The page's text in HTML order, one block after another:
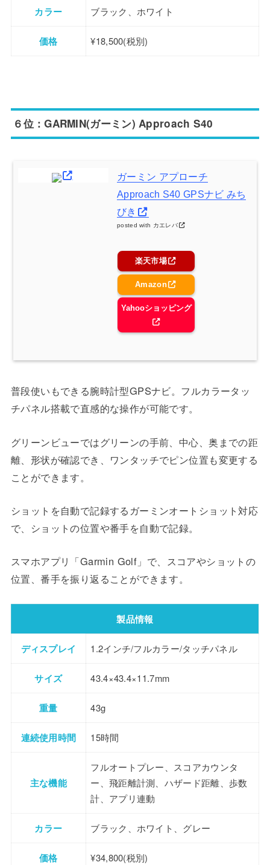
カラー ブラック、ホワイト
価格 ¥18,500(税別)
６位：GARMIN(ガーミン) Approach S40
ガーミン アプローチ
Approach S40 GPSナビ みち
びき
posted with カエレバ
楽天市場
Amazon
Yahooショッピング
普段使いもできる腕時計型GPSナビ。フルカラータッ
チパネル搭載で直感的な操作が可能です。
グリーンビューではグリーンの手前、中心、奥までの距
離、形状が確認でき、ワンタッチでピン位置も変更する
ことができます。
ショットを自動で記録するガーミンオートショット対応
で、ショットの位置や番手を自動で記録。
スマホアプリ「Garmin Golf」で、スコアやショットの
位置、番手を振り返ることができます。
製品情報
ディスプレイ 1.2インチ/フルカラー/タッチパネル
サイズ 43.4×43.4×11.7mm
重量 43g
連続使用時間 15時間
主な機能
フルオートプレー、スコアカウンタ
ー、飛距離計測、ハザード距離、歩数
計、アプリ連動
カラー ブラック、ホワイト、グレー
価格 ¥34,800(税別)